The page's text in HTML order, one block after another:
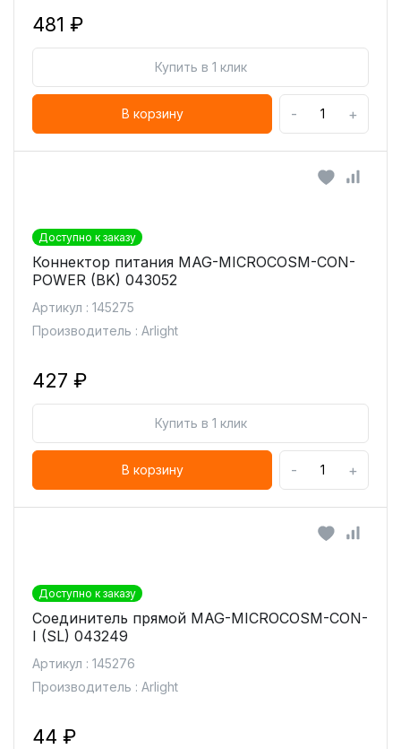
481 ₽
Купить в 1 клик
В корзину - +
Доступно к заказу
Коннектор питания MAG-MICROCOSM-CON-
POWER (BK) 043052
Артикул : 145275
Производитель : Arlight
427 ₽
Купить в 1 клик
В корзину - +
Доступно к заказу
Соединитель прямой MAG-MICROCOSM-CON-
I (SL) 043249
Артикул : 145276
Производитель : Arlight
44 ₽